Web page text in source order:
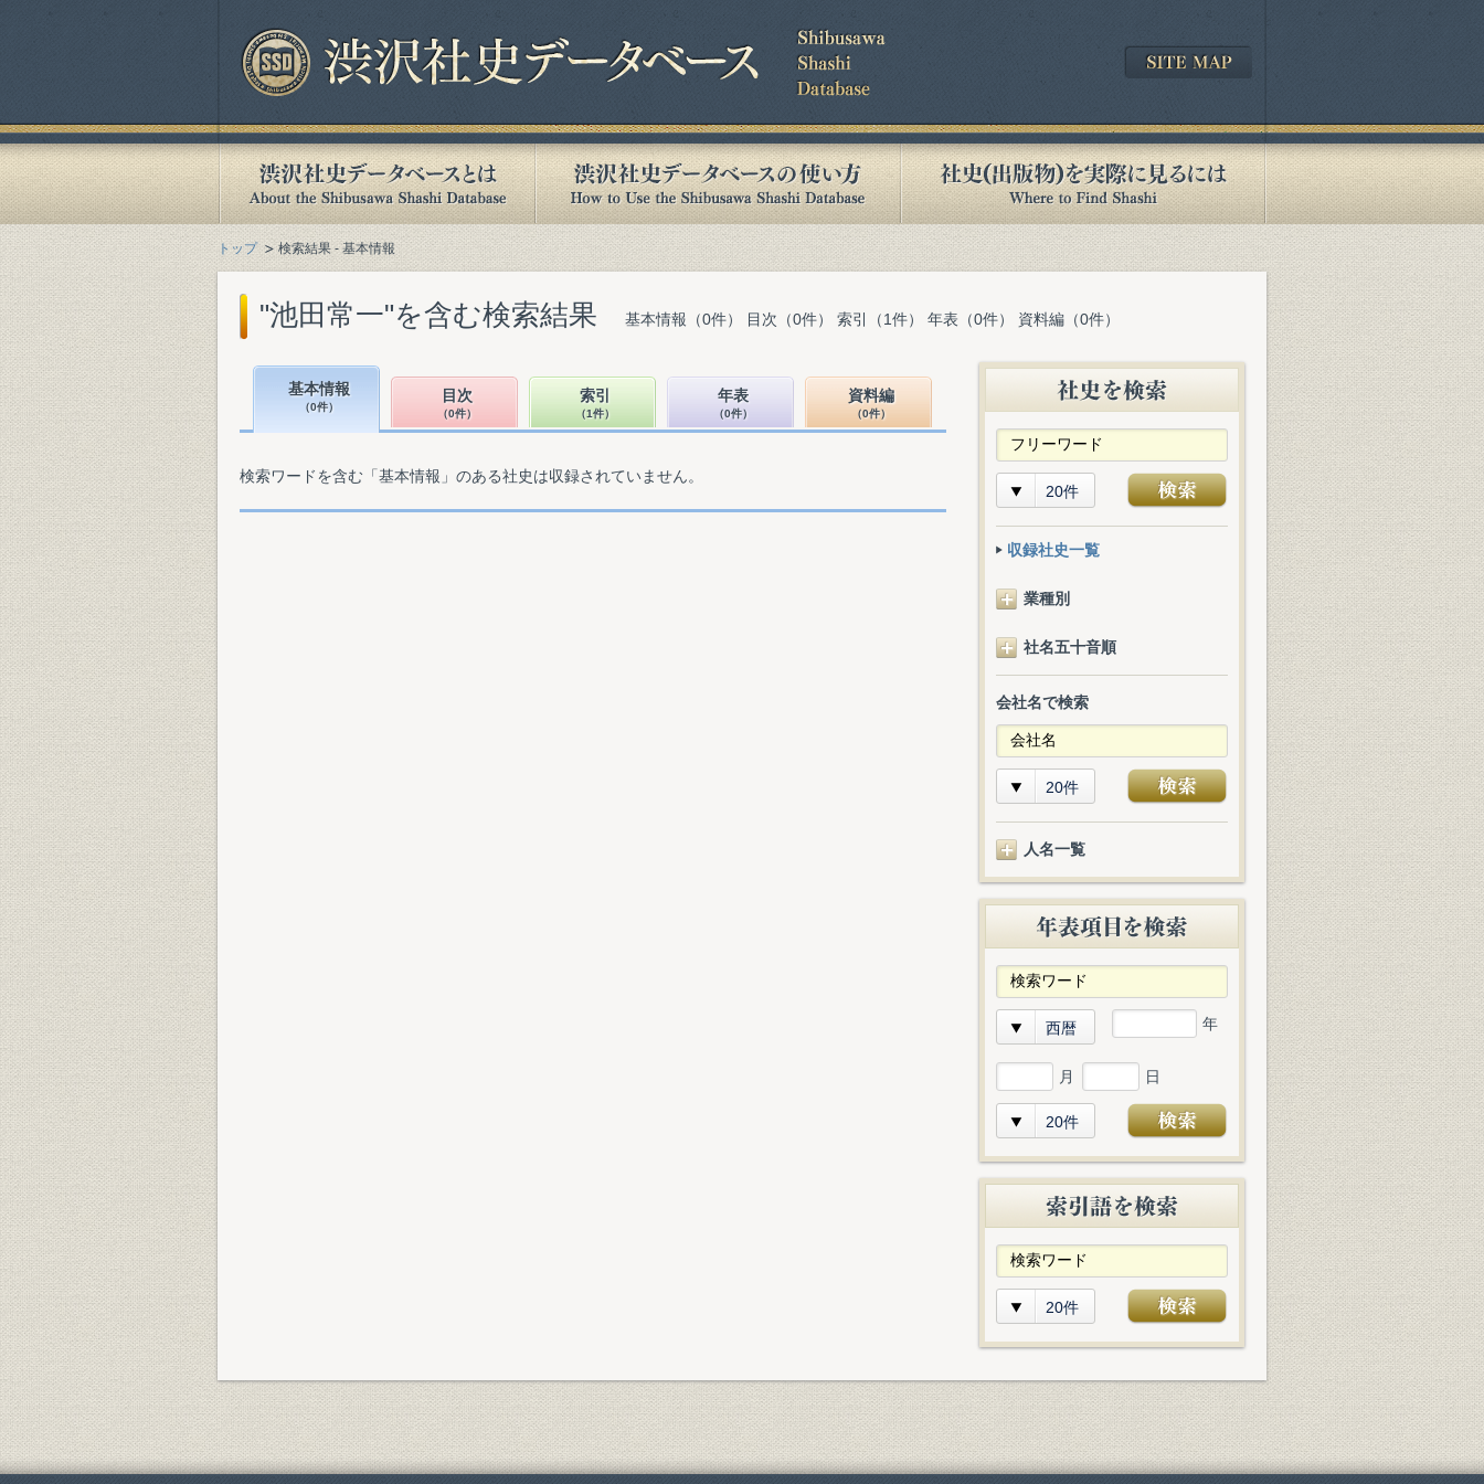
トップ 検索結果 - 基本情報
"池田常一"を含む検索結果 基本情報（0件） 目次（0件） 索引（1件） 年表（0件） 資料編（0件）
基本情報
（0件）
目次
（0件）
索引
（1件）
年表
（0件）
資料編
（0件）
検索ワードを含む「基本情報」のある社史は収録されていません。
20件
収録社史一覧
業種別
社名五十音順
会社名で検索
20件
人名一覧
西暦 年
月 日
20件
20件